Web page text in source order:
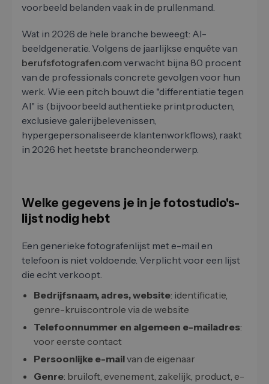
voorbeeld belanden vaak in de prullenmand.
Wat in 2026 de hele branche beweegt: AI-
beeldgeneratie. Volgens de jaarlijkse enquête van
berufsfotografen.comverwacht bijna 80 procent
van de professionals concrete gevolgen voor hun
werk. Wie een pitch bouwt die "differentiatie tegen
AI" is (bijvoorbeeld authentieke printproducten,
exclusieve galerijbelevenissen,
hypergepersonaliseerde klantenworkflows), raakt
in 2026 het heetste brancheonderwerp.
Welke gegevens je in je fotostudio's-
lijst nodig hebt
Een generieke fotografenlijst met e-mail en
telefoon is niet voldoende. Verplicht voor een lijst
die echt verkoopt.
Bedrijfsnaam, adres, website: identificatie,
genre-kruiscontrole via de website
Telefoonnummer en algemeen e-mailadres:
voor eerste contact
Persoonlijke e-mailvan de eigenaar
Genre: bruiloft, evenement, zakelijk, product, e-